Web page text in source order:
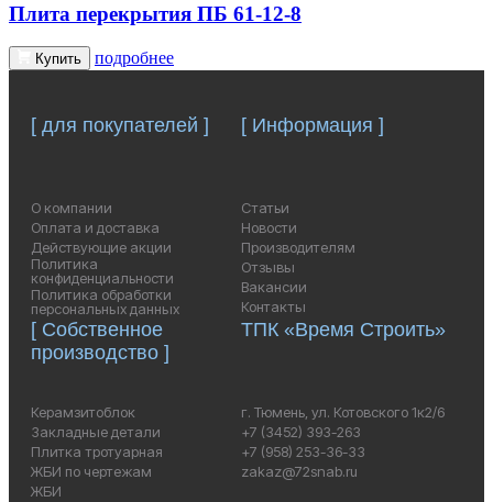
Плита перекрытия ПБ 61-12-8
Купить подробнее
[ для покупателей ]
О компании
Оплата и доставка
Действующие акции
Политика
конфиденциальности
Политика обработки
персональных данных
[ Собственное
производство ]
Керамзитоблок
Закладные детали
Плитка тротуарная
ЖБИ по чертежам
ЖБИ
[ Информация ]
Статьи
Новости
Производителям
Отзывы
Вакансии
Контакты
ТПК «Время Строить»
г. Тюмень, ул. Котовского 1к2/6
+7 (3452) 393-263
+7 (958) 253-36-33
zakaz@72snab.ru